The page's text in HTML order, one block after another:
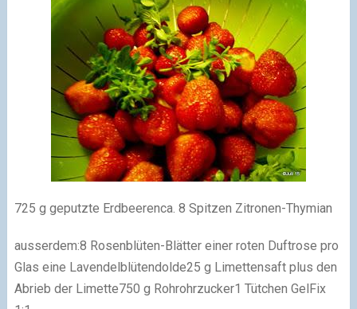
725 g geputzte Erdbeerenca. 8 Spitzen Zitronen-Thymian
ausserdem:8 Rosenblüten-Blätter einer roten Duftrose pro
Glas eine Lavendelblütendolde25 g Limettensaft plus den
Abrieb der Limette750 g Rohrohrzucker1 Tütchen GelFix